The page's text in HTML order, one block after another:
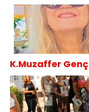
K.Muzaffer